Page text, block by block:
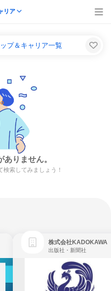
リア
プ＆キャリア一覧
りません。
検索してみましょう！
株式会社KADOKAWA
出版社・新聞社